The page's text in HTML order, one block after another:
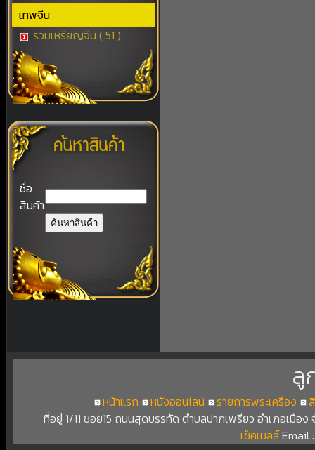
เทพจีน
รวมเหรียญจีน ( 51 )
ชื่อ
สินค้า
ลู
หน้าแรก หนังออนไลน์ รายการพระเครื่อง
ที่อยู่ 1/11 ซอย15 ถนนสุดบรรทัด ตำบลปากเพรียว อำเภอเมือ
เช็คเมลล์Email